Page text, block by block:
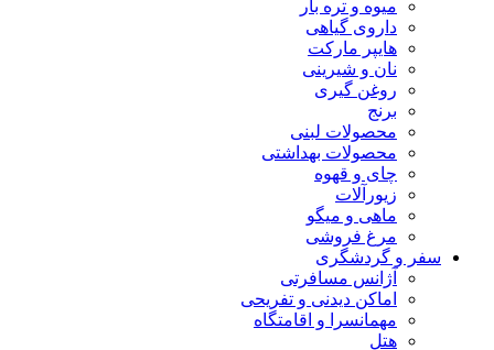
میوه و تره بار
داروی گیاهی
هایپر مارکت
نان و شیرینی
روغن گیری
برنج
محصولات لبنی
محصولات بهداشتی
چای و قهوه
زیورآلات
ماهی و میگو
مرغ فروشی
سفر و گردشگری
آژانس مسافرتی
اماکن دیدنی و تفریحی
مهمانسرا و اقامتگاه
هتل